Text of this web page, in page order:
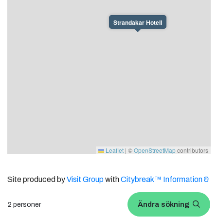
2 personer Ändra sökning
Strandakar Hotell
Leaflet | ©OpenStreetMapcontributors
Site produced byVisit GroupwithCitybreak™ Information &
WEBX CMS